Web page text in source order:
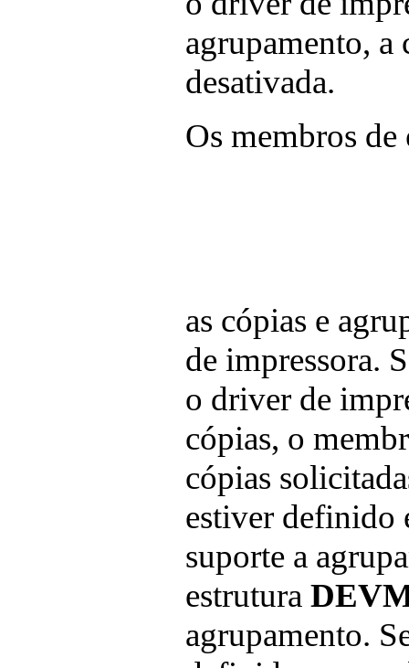
agrupamento,
desativada.
Os membros de
as cópias e
de impressora.
o driver de
cópias, o
cópias
estiver definido
suporte a
estrutura
agrupamento.